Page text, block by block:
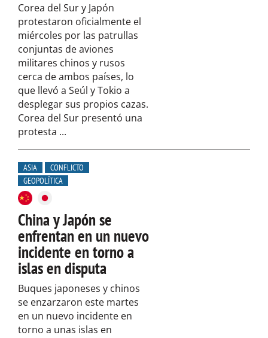
Corea del Sur y Japón
protestaron oficialmente el
miércoles por las patrullas
conjuntas de aviones
militares chinos y rusos
cerca de ambos países, lo
que llevó a Seúl y Tokio a
desplegar sus propios cazas.
Corea del Sur presentó una
protesta ...
ASIA
CONFLICTO
GEOPOLÍTICA
China y Japón se
enfrentan en un nuevo
incidente en torno a
islas en disputa
Buques japoneses y chinos
se enzarzaron este martes
en un nuevo incidente en
torno a unas islas en